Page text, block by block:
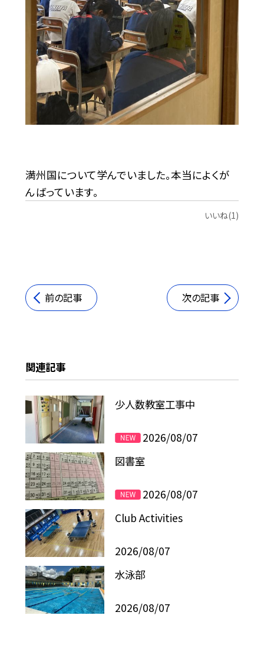
満州国について学んでいました。本当によくが
んばっています。
いいね(1)
前の記事 次の記事
関連記事
少人数教室工事中
2026/08/07
図書室
2026/08/07
Club Activities
2026/08/07
水泳部
2026/08/07